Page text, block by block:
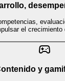
el crecimiento
y